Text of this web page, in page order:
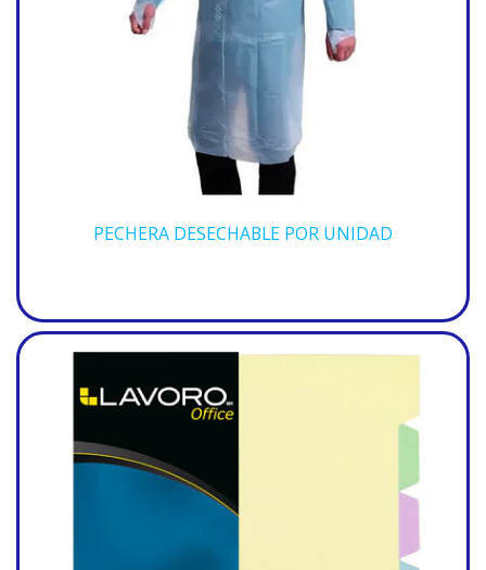
PECHERA DESECHABLE POR UNIDAD